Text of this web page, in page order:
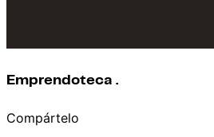
Emprendoteca .
Compártelo